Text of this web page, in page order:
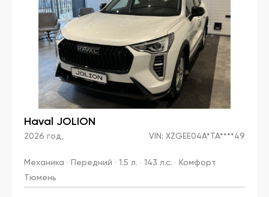
Haval JOLION
2026 год, VIN: XZGEE04A*TA****49
Механика · Передний · 1.5 л. · 143 л.с. · Комфорт
Тюмень